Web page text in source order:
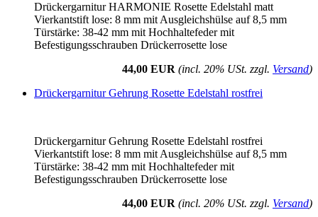
Drückergarnitur HARMONIE Rosette Edelstahl matt
Vierkantstift lose: 8 mm mit Ausgleichshülse auf 8,5 mm
Türstärke: 38-42 mm mit Hochhaltefeder mit
Befestigungsschrauben Drückerrosette lose
44,00 EUR (incl. 20% USt. zzgl. Versand)
Drückergarnitur Gehrung Rosette Edelstahl rostfrei
Drückergarnitur Gehrung Rosette Edelstahl rostfrei
Vierkantstift lose: 8 mm mit Ausgleichshülse auf 8,5 mm
Türstärke: 38-42 mm mit Hochhaltefeder mit
Befestigungsschrauben Drückerrosette lose
44,00 EUR (incl. 20% USt. zzgl. Versand)